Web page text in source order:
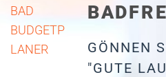
BAD
BUDGETP
LANER
GÖNNEN
"GUTE